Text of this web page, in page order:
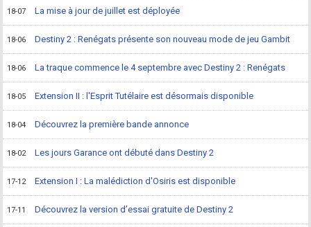
18-07 La mise à jour de juillet est déployée
18-06 Destiny 2 : Renégats présente son nouveau mode de jeu Gambit
18-06 La traque commence le 4 septembre avec Destiny 2 : Renégats
18-05 Extension II : l'Esprit Tutélaire est désormais disponible
18-04 Découvrez la première bande annonce
18-02 Les jours Garance ont débuté dans Destiny 2
17-12 Extension I : La malédiction d'Osiris est disponible
17-11 Découvrez la version d’essai gratuite de Destiny 2